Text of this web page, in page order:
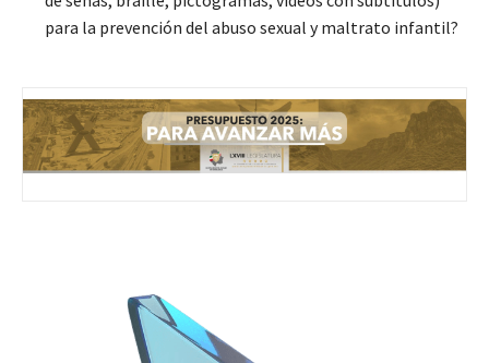
para la prevención del abuso sexual y maltrato infantil?